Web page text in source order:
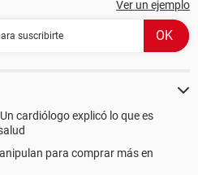
Ver un ejemplo
cardiólogo explicó lo que es
para comprar más en